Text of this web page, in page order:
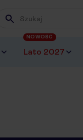
Wpisz frazę, której
Lato 2027
NOWOŚĆ